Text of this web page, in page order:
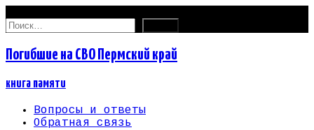
Найти:
Погибшие на СВО Пермский край
книга памяти
Вопросы и ответы
Обратная связь